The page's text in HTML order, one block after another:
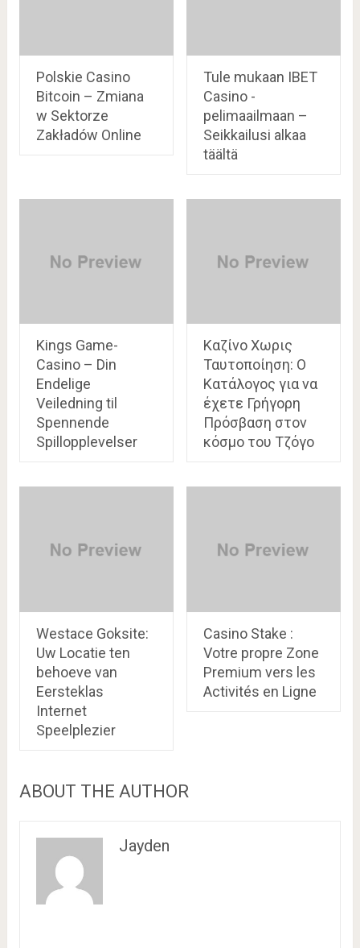
Polskie Casino
Bitcoin – Zmiana
w Sektorze
Zakładów Online
Tule mukaan IBET
Casino -
pelimaailmaan –
Seikkailusi alkaa
täältä
Kings Game-
Casino – Din
Endelige
Veiledning til
Spennende
Spillopplevelser
Καζίνο Χωρις
Ταυτοποίηση: Ο
Κατάλογος για να
έχετε Γρήγορη
Πρόσβαση στον
κόσμο του Τζόγο
Westace Goksite:
Uw Locatie ten
behoeve van
Eersteklas
Internet
Speelplezier
Casino Stake :
Votre propre Zone
Premium vers les
Activités en Ligne
ABOUT THE AUTHOR
Jayden